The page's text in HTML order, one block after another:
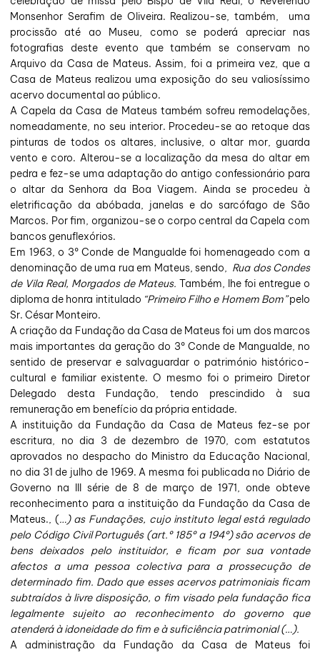
Monsenhor Serafim de Oliveira. Realizou-se, também, uma
procissão até ao Museu, como se poderá apreciar nas
fotografias deste evento que também se conservam no
Arquivo da Casa de Mateus. Assim, foi a primeira vez, que a
Casa de Mateus realizou uma exposição do seu valiosíssimo
acervo documental ao público.
A Capela da Casa de Mateus também sofreu remodelações,
nomeadamente, no seu interior. Procedeu-se ao retoque das
pinturas de todos os altares, inclusive, o altar mor, guarda
vento e coro. Alterou-se a localização da mesa do altar em
pedra e fez-se uma adaptação do antigo confessionário para
o altar da Senhora da Boa Viagem. Ainda se procedeu à
eletrificação da abóbada, janelas e do sarcófago de São
Marcos. Por fim, organizou-se o corpo central da Capela com
bancos genuflexórios.
Em 1963, o 3º Conde de Mangualde foi homenageado com a
denominação de uma rua em Mateus, sendo, Rua dos Condes
de Vila Real, Morgados de Mateus. Também, lhe foi entregue o
diploma de honra intitulado “Primeiro Filho e Homem Bom”pelo
Sr. César Monteiro.
A criação da Fundação da Casa de Mateus foi um dos marcos
mais importantes da geração do 3º Conde de Mangualde, no
sentido de preservar e salvaguardar o património histórico-
cultural e familiar existente. O mesmo foi o primeiro Diretor
Delegado desta Fundação, tendo prescindido à sua
remuneração em benefício da própria entidade.
A instituição da Fundação da Casa de Mateus fez-se por
escritura, no dia 3 de dezembro de 1970, com estatutos
aprovados no despacho do Ministro da Educação Nacional,
no dia 31 de julho de 1969. A mesma foi publicada no Diário de
Governo na III série de 8 de março de 1971, onde obteve
reconhecimento para a instituição da Fundação da Casa de
Mateus., (…) as Fundações, cujo instituto legal está regulado
pelo Código Civil Português (art.º 185º a 194º) são acervos de
bens deixados pelo instituidor, e ficam por sua vontade
afectos a uma pessoa colectiva para a prossecução de
determinado fim. Dado que esses acervos patrimoniais ficam
subtraídos à livre disposição, o fim visado pela fundação fica
legalmente sujeito ao reconhecimento do governo que
atenderá à idoneidade do fim e à suficiência patrimonial (…).
A administração da Fundação da Casa de Mateus foi